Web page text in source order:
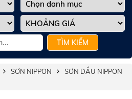
TÌM KIẾM
SƠN NIPPON SƠN DẦU NIPPON